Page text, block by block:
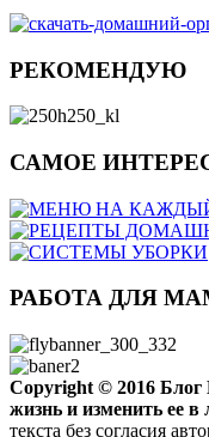
РЕКОМЕНДУЮ
САМОЕ
РАБОТА ДЛЯ
Copyright © 2016 Блог
жизнь и изменить ее
текста без согласия